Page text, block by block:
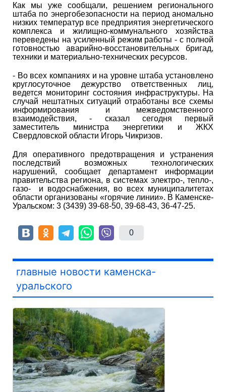
Как мы уже сообщали, решением регионального
штаба по энергобезопасности на период аномально
низких температур все предприятия энергетического
комплекса и жилищно-коммунального хозяйства
переведены на усиленный режим работы - с полной
готовностью аварийно-восстановительных бригад,
техники и материально-технических ресурсов.
- Во всех компаниях и на уровне штаба установлено
круглосуточное дежурство ответственных лиц,
ведется мониторинг состояния инфраструктуры. На
случай нештатных ситуаций отработаны все схемы
информирования и межведомственного
взаимодействия, - сказал сегодня первый
заместитель министра энергетики и ЖКХ
Свердловской области Игорь Чикризов.
Для оперативного предотвращения и устранения
последствий возможных технологических
нарушений, сообщает департамент информации
правительства региона, в системах электро-, тепло-,
газо- и водоснабжения, во всех муниципалитетах
области организованы «горячие линии». В Каменске-
Уральском: 3 (3439) 39-68-50, 39-68-43, 36-47-25.
0
главные новости каменска-
уральского